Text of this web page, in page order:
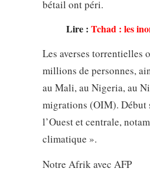
bétail ont péri.
Lire : Tchad : les
Les averses torrentielles
millions de personnes,
au Mali, au Nigeria, au
migrations (OIM). Début
l’Ouest et centrale,
climatique ».
Notre Afrik avec AFP